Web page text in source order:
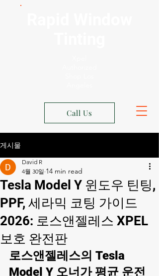
Call Us
게시물
Tesla Model Y 윈도우 틴팅,
PPF, 세라믹 코팅 가이드
2026: 로스앤젤레스 XPEL
보호 완전판
David R
4월 30일
로스앤젤레스의 Tesla
Model Y 오너가 평균 운전